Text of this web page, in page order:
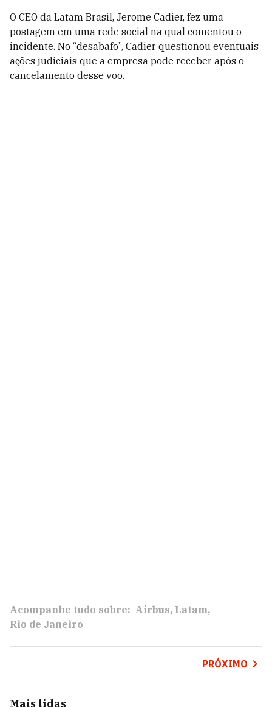
O CEO da Latam Brasil, Jerome Cadier, fez uma
postagem em uma rede social na qual comentou o
incidente. No “desabafo”, Cadier questionou eventuais
ações judiciais que a empresa pode receber após o
cancelamento desse voo.
Acompanhe tudo sobre: Airbus Latam
Rio de Janeiro
PRÓXIMO
Mais lidas